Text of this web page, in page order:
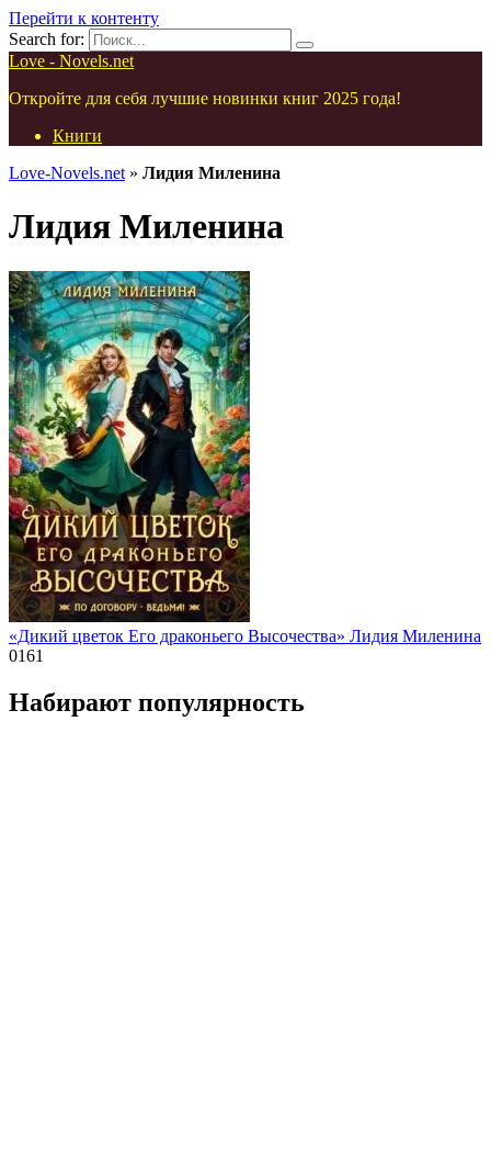
Перейти к контенту
Search for:
Love - Novels.net
Откройте для себя лучшие новинки книг 2025 года!
Книги
Love-Novels.net » Лидия Миленина
Лидия Миленина
«Дикий цветок Его драконьего Высочества» Лидия Миленина
0161
Набирают популярность